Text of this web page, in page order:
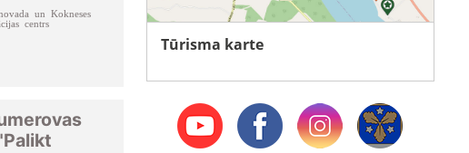
un Kokneses
centrs
Tūrisma karte